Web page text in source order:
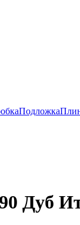
Подложка
Дуб